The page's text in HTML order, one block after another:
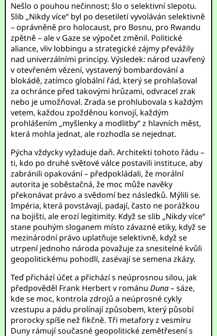
Nešlo o pouhou nečinnost; šlo o selektivní slepotu.
Slib „Nikdy více“ byl po desetiletí vyvoláván selektivně
– oprávněně pro holocaust, pro Bosnu, pro Rwandu
zpětně – ale v Gaze se výpočet změnil. Politické
aliance, vliv lobbingu a strategické zájmy převážily
nad univerzálními principy. Výsledek: národ uzavřený
v otevřeném vězení, vystavený bombardování a
blokádě, zatímco globální řád, který se prohlašoval
za ochránce před takovými hrůzami, odvracel zrak
nebo je umožňoval. Zrada se prohlubovala s každým
vetem, každou zpožděnou konvojí, každým
prohlášením „myšlenky a modlitby“ z hlavních měst,
která mohla jednat, ale rozhodla se nejednat.
Pýcha vždycky vyžaduje daň. Architekti tohoto řádu –
ti, kdo po druhé světové válce postavili instituce, aby
zabránili opakování – předpokládali, že morální
autorita je soběstačná, že moc může navěky
překonávat právo a svědomí bez následků. Mýlili se.
Impéria, která povstávají, padají, často ne porážkou
na bojišti, ale erozí legitimity. Když se slib „Nikdy více“
stane pouhým sloganem místo závazné etiky, když se
mezinárodní právo uplatňuje selektivně, když se
utrpení jednoho národa považuje za snesitelné kvůli
geopolitickému pohodlí, zasévají se semena zkázy.
Teď přichází účet a přichází s neúprosnou silou, jak
předpověděl Frank Herbert v románuDuna– sáze,
kde se moc, kontrola zdrojů a neúprosné cykly
vzestupu a pádu prolínají způsobem, který působí
prorocky spíše než fikčně. Tři metafory z vesmíru
Duny rámují současné geopolitické zemětřesení s